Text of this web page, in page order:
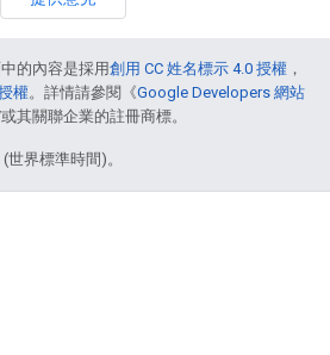
的內容是採用創用 CC 姓名標示 4.0 授權 ，
權。詳情請參閱《Google Developers 網站
其關聯企業的註冊商標。
界標準時間)。